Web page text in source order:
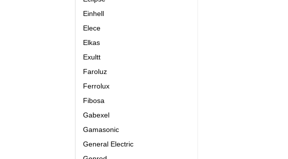
Einhell
Elece
Elkas
Exultt
Faroluz
Ferrolux
Fibosa
Gabexel
Gamasonic
General Electric